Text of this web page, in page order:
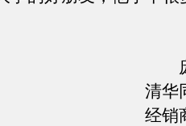
庞
清华
经销